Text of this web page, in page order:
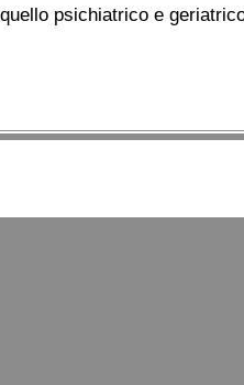
psichiatrico e